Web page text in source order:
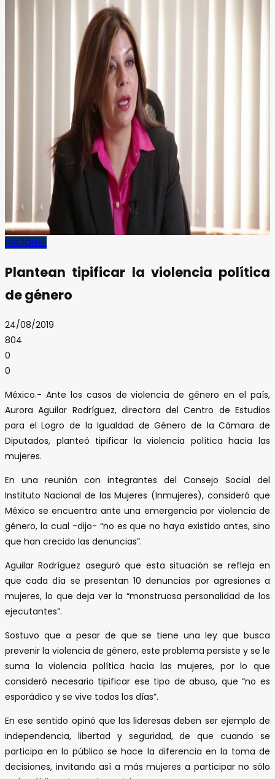
NACIONAL
Plantean tipificar la violencia política
de género
24/08/2019
804
0
0
México.- Ante los casos de violencia de género en el país,
Aurora Aguilar Rodríguez, directora del Centro de Estudios
para el Logro de la Igualdad de Género de la Cámara de
Diputados, planteó tipificar la violencia política hacia las
mujeres.
En una reunión con integrantes del Consejo Social del
Instituto Nacional de las Mujeres (Inmujeres), consideró que
México se encuentra ante una emergencia por violencia de
género, la cual -dijo- “no es que no haya existido antes, sino
que han crecido las denuncias”.
Aguilar Rodríguez aseguró que esta situación se refleja en
que cada día se presentan 10 denuncias por agresiones a
mujeres, lo que deja ver la “monstruosa personalidad de los
ejecutantes”.
Sostuvo que a pesar de que se tiene una ley que busca
prevenir la violencia de género, este problema persiste y se le
suma la violencia política hacia las mujeres, por lo que
consideró necesario tipificar ese tipo de abuso, que “no es
esporádico y se vive todos los días”.
En ese sentido opinó que las lideresas deben ser ejemplo de
independencia, libertad y seguridad, de que cuando se
participa en lo público se hace la diferencia en la toma de
decisiones, invitando así a más mujeres a participar no sólo